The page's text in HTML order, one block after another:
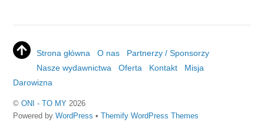
Strona główna O nas
Partnerzy / Sponsorzy
Nasze wydawnictwa
Oferta Kontakt
Misja
Darowizna
©ONI - TO MY 2026
Powered byWordPress •Themify WordPress Themes